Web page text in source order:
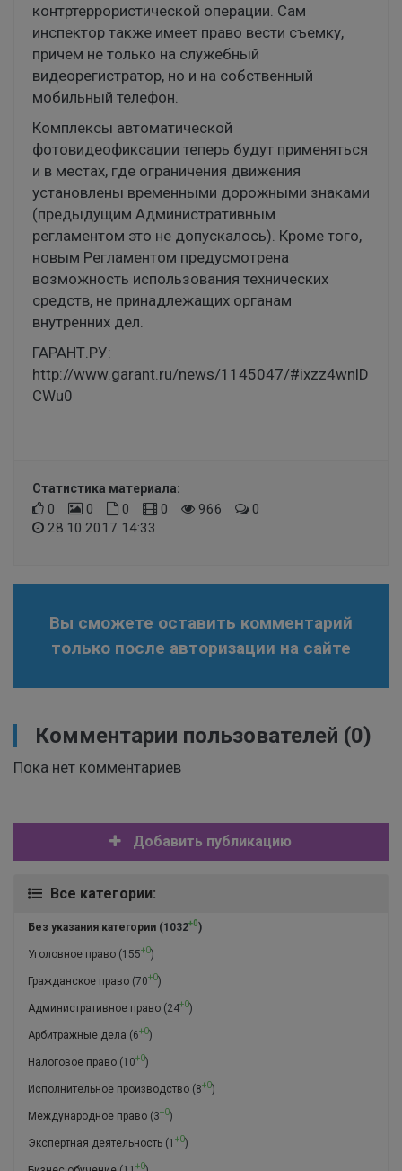
контртеррористической операции. Сам
инспектор также имеет право вести съемку,
причем не только на служебный
видеорегистратор, но и на собственный
мобильный телефон.
Комплексы автоматической
фотовидеофиксации теперь будут применяться
и в местах, где ограничения движения
установлены временными дорожными знаками
(предыдущим Административным
регламентом это не допускалось). Кроме того,
новым Регламентом предусмотрена
возможность использования технических
средств, не принадлежащих органам
внутренних дел.
ГАРАНТ.РУ:
http://www.garant.ru/news/1145047/#ixzz4wnlD
CWu0
Статистика материала:
0 0 0 0 966
0
28.10.2017 14:33
Вы сможете оставить комментарий
только после авторизации на сайте
Комментарии пользователей (0)
Пока нет комментариев
Добавить публикацию
Все категории:
Без указания категории (1032+0)
Уголовное право (155+0)
Гражданское право (70+0)
Административное право (24+0)
Арбитражные дела (6+0)
Налоговое право (10+0)
Исполнительное производство (8+0)
Международное право (3+0)
Экспертная деятельность (1 +0)
+0